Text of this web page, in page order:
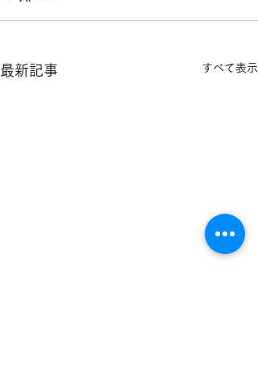
最新記事 すべて表示